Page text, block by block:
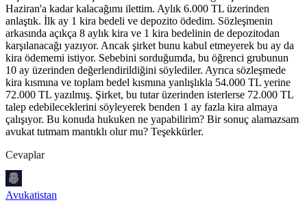
Haziran'a kadar kalacağımı ilettim. Aylık 6.000 TL üzerinden
anlaştık. İlk ay 1 kira bedeli ve depozito ödedim. Sözleşmenin
arkasında açıkça 8 aylık kira ve 1 kira bedelinin de depozitodan
karşılanacağı yazıyor. Ancak şirket bunu kabul etmeyerek bu ay da
kira ödememi istiyor. Sebebini sorduğumda, bu öğrenci grubunun
10 ay üzerinden değerlendirildiğini söylediler. Ayrıca sözleşmede
kira kısmına ve toplam bedel kısmına yanlışlıkla 54.000 TL yerine
72.000 TL yazılmış. Şirket, bu tutar üzerinden isterlerse 72.000 TL
talep edebileceklerini söyleyerek benden 1 ay fazla kira almaya
çalışıyor. Bu konuda hukuken ne yapabilirim? Bir sonuç alamazsam
avukat tutmam mantıklı olur mu? Teşekkürler.
Cevaplar
Avukatistan